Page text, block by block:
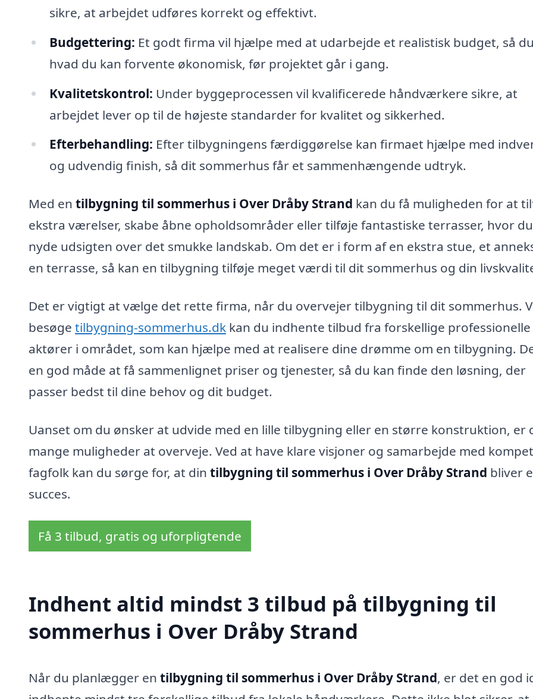
sikre, at arbejdet udføres korrekt og effektivt.
Budgettering: Et godt firma vil hjælpe med at udarbejde et realistisk budget, så
hvad du kan forvente økonomisk, før projektet går i gang.
Kvalitetskontrol: Under byggeprocessen vil kvalificerede håndværkere sikre, at
arbejdet lever op til de højeste standarder for kvalitet og sikkerhed.
Efterbehandling: Efter tilbygningens færdiggørelse kan firmaet hjælpe med
og udvendig finish, så dit sommerhus får et sammenhængende udtryk.
Med en tilbygning til sommerhus i Over Dråby Strand kan du få muligheden for at
ekstra værelser, skabe åbne opholdsområder eller tilføje fantastiske terrasser, hvor
nyde udsigten over det smukke landskab. Om det er i form af en ekstra stue, et
en terrasse, så kan en tilbygning tilføje meget værdi til dit sommerhus og din
Det er vigtigt at vælge det rette firma, når du overvejer tilbygning til dit sommerhus.
besøge tilbygning-sommerhus.dk kan du indhente tilbud fra forskellige professionelle
aktører i området, som kan hjælpe med at realisere dine drømme om en tilbygning.
en god måde at få sammenlignet priser og tjenester, så du kan finde den løsning, der
passer bedst til dine behov og dit budget.
Uanset om du ønsker at udvide med en lille tilbygning eller en større konstruktion, er
mange muligheder at overveje. Ved at have klare visjoner og samarbejde med
fagfolk kan du sørge for, at din tilbygning til sommerhus i Over Dråby Strand bliver
succes.
Få 3 tilbud, gratis og uforpligtende
Indhent altid mindst 3 tilbud på tilbygning til
sommerhus i Over Dråby Strand
Når du planlægger en tilbygning til sommerhus i Over Dråby Strand, er det en god